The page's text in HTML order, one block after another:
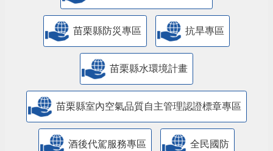
苗栗縣防災專區 抗旱專區
苗栗縣水環境計畫
苗栗縣室內空氣品質自主管理認證標章專區
酒後代駕服務專區 全民國防